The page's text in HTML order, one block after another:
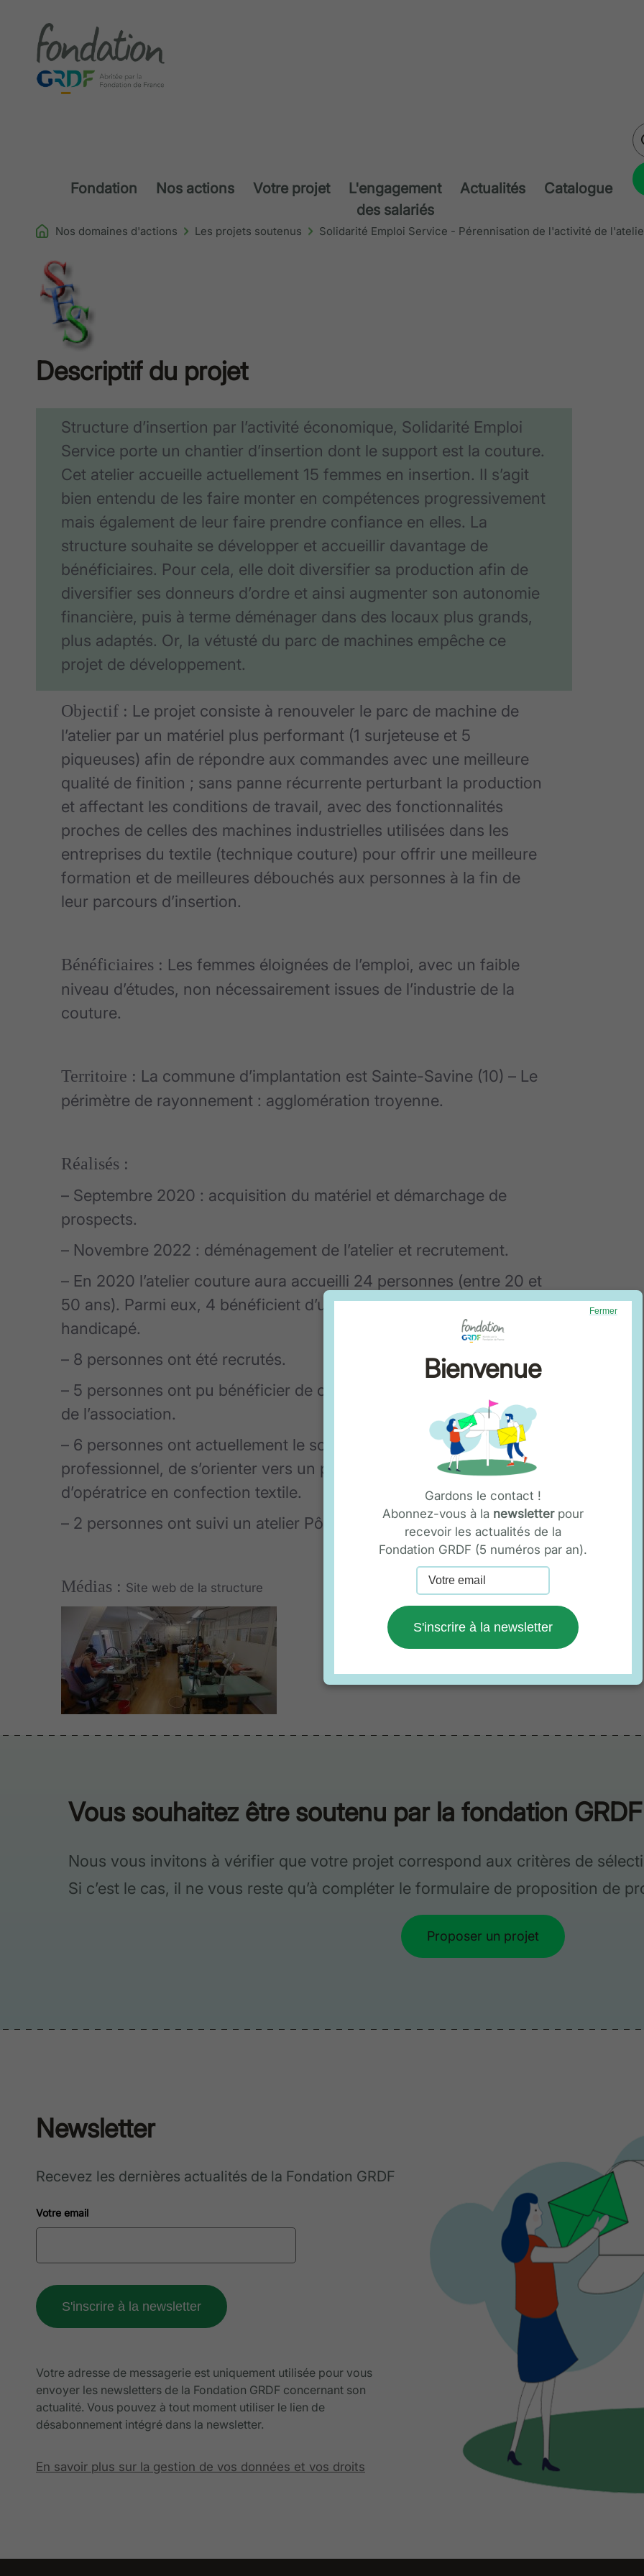
Fondation Nos actions Votre projet
L'engagement
des salariés
Actualités Catalogue
Nos domaines d'actions Les projets soutenus Solidarité Emploi Service - Pérennisation de l'activité de
Descriptif du projet
Structure d’insertion par l’activité économique, Solidarité Emploi
Service porte un chantier d’insertion dont le support est la couture.
Cet atelier accueille actuellement 15 femmes en insertion. Il s’agit
bien entendu de les faire monter en compétences progressivement
mais également de leur faire prendre confiance en elles. La
structure souhaite se développer et accueillir davantage de
bénéficiaires. Pour cela, elle doit diversifier sa production afin de
diversifier ses donneurs d’ordre et ainsi augmenter son autonomie
financière, puis à terme déménager dans des locaux plus grands,
plus adaptés. Or, la vétusté du parc de machines empêche ce
projet de développement.
Objectif : Le projet consiste à renouveler le parc de machine de
l’atelier par un matériel plus performant (1 surjeteuse et 5
piqueuses) afin de répondre aux commandes avec une meilleure
qualité de finition ; sans panne récurrente perturbant la production
et affectant les conditions de travail, avec des fonctionnalités
proches de celles des machines industrielles utilisées dans les
entreprises du textile (technique couture) pour offrir une meilleure
formation et de meilleures débouchés aux personnes à la fin de
leur parcours d’insertion.
Bénéficiaires : Les femmes éloignées de l’emploi, avec un faible
niveau d’études, non nécessairement issues de l’industrie de la
couture.
Territoire : La commune d’implantation est Sainte-Savine (10) – Le
périmètre de rayonnement : agglomération troyenne.
Réalisés :
– Septembre 2020 : acquisition du matériel et démarchage de
prospects.
– Novembre 2022 : déménagement de l’atelier et recrutement.
– En 2020 l’atelier couture aura accueilli 24 personnes (entre 20 et
50 ans). Parmi eux, 4 bénéficient d’une reconnaissance de travail
handicapé.
– 8 personnes ont été recrutés.
– 5 personnes ont pu bénéficier de cours de français pas le biais
de l’association.
– 6 personnes ont actuellement le souhait, en premier projet
professionnel, de s’orienter vers un poste d’opérateur ou
d’opératrice en confection textile.
– 2 personnes ont suivi un atelier Pôle Emploi sur l’image de soi.
Médias : Site web de la structure
Vous souhaitez être soutenu par la fondation
Nous vous invitons à vérifier que votre projet correspond aux critères de
Si c’est le cas, il ne vous reste qu’à compléter le formulaire de proposition de
Proposer un projet
Newsletter
Recevez les dernières actualités de la Fondation GRDF
Votre email
Votre adresse de messagerie est uniquement utilisée pour vous
envoyer les newsletters de la Fondation GRDF concernant son
actualité. Vous pouvez à tout moment utiliser le lien de
désabonnement intégré dans la newsletter.
En savoir plus sur la gestion de vos données et vos droits
Fermer
Bienvenue
Gardons le contact !
Abonnez-vous à la newsletterpour
recevoir les actualités de la
Fondation GRDF (5 numéros par an).
S'inscrire à la newsletter